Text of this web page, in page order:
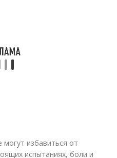
избавиться от
испытаниях, боли и